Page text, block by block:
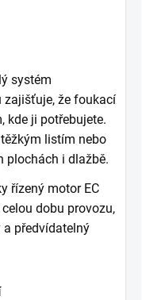
systém
zajišťuje, že foukací
kde ji potřebujete.
listím nebo
plochách i dlažbě.
řízený motor EC
dobu provozu,
a předvídatelný